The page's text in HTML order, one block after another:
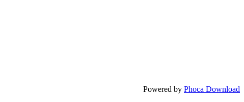
Powered by Phoca Download